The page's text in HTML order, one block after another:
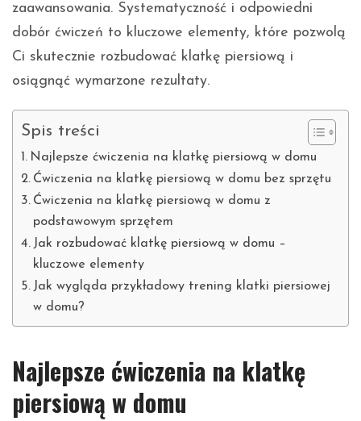
zaawansowania. Systematyczność i odpowiedni
dobór ćwiczeń to kluczowe elementy, które pozwolą
Ci skutecznie rozbudować klatkę piersiową i
osiągnąć wymarzone rezultaty.
Spis treści
Najlepsze ćwiczenia na klatkę piersiową w domu
Ćwiczenia na klatkę piersiową w domu bez sprzętu
Ćwiczenia na klatkę piersiową w domu z
podstawowym sprzętem
Jak rozbudować klatkę piersiową w domu –
kluczowe elementy
Jak wygląda przykładowy trening klatki piersiowej
w domu?
Najlepsze ćwiczenia na klatkę
piersiową w domu